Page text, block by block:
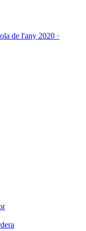
de l'any 2020 ·